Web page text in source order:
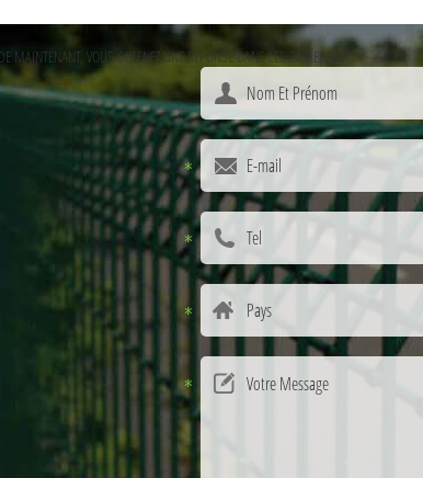
MAINTENANT, VOUS OBTENEZ UNE RÉPONSE DANS LES 24 HEURES.